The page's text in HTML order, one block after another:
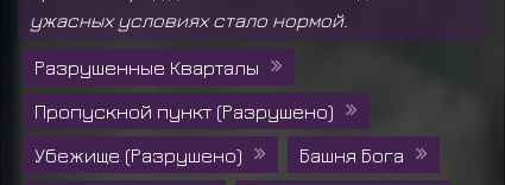
ужасных условиях стало нормой.
Разрушенные Кварталы
Пропускной пункт (Разрушено)
Убежище (Разрушено)
Башня Бога